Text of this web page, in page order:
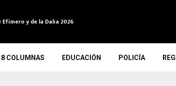
y de la Dalia 2026
8 COLUMNAS EDUCACIÓN POLICÍA